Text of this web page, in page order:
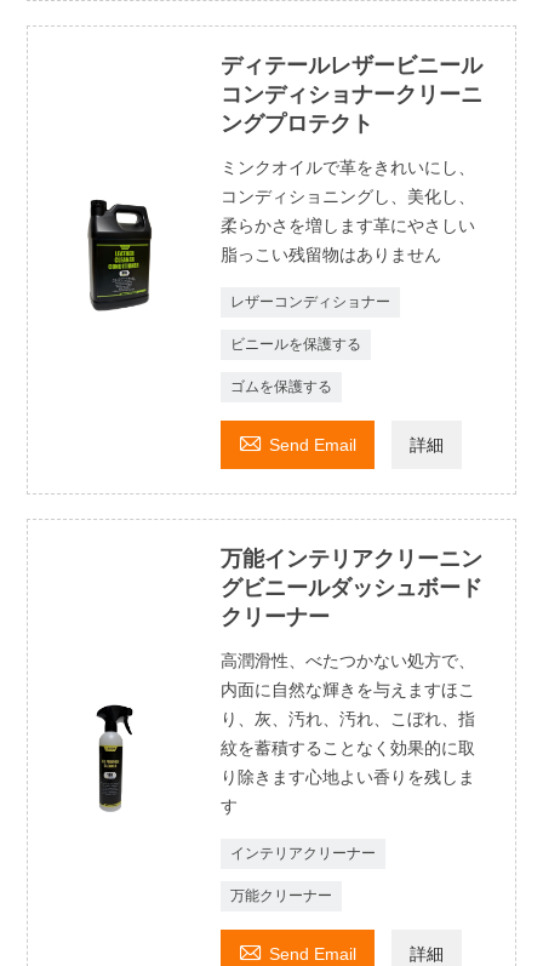
ディテールレザービニール
コンディショナークリーニ
ングプロテクト
ミンクオイルで革をきれいにし、
コンディショニングし、美化し、
柔らかさを増します革にやさしい
脂っこい残留物はありません
レザーコンディショナー
ビニールを保護する
ゴムを保護する
 Send Email 詳細
万能インテリアクリーニン
グビニールダッシュボード
クリーナー
高潤滑性、べたつかない処方で、
内面に自然な輝きを与えますほこ
り、灰、汚れ、汚れ、こぼれ、指
紋を蓄積することなく効果的に取
り除きます心地よい香りを残しま
す
インテリアクリーナー
万能クリーナー
 Send Email 詳細